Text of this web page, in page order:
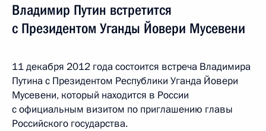
Владимир Путин встретится
с Президентом Уганды Йовери Мусевени
11 декабря 2012 года состоится встреча Владимира
Путина с Президентом Республики Уганда Йовери
Мусевени, который находится в России
с официальным визитом по приглашению главы
Российского государства.